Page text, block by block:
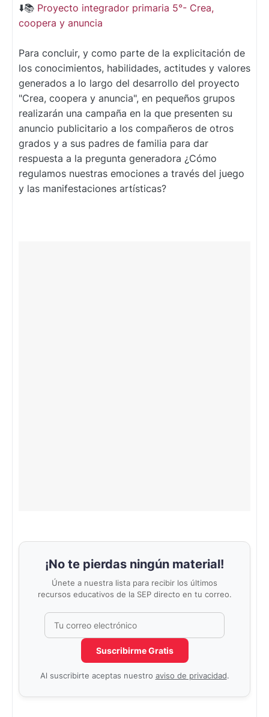
⬇️📚 Proyecto integrador primaria 5°- Crea,
coopera y anuncia
Para concluir, y como parte de la explicitación de
los conocimientos, habilidades, actitudes y valores
generados a lo largo del desarrollo del proyecto
"Crea, coopera y anuncia", en pequeños grupos
realizarán una campaña en la que presenten su
anuncio publicitario a los compañeros de otros
grados y a sus padres de familia para dar
respuesta a la pregunta generadora ¿Cómo
regulamos nuestras emociones a través del juego
y las manifestaciones artísticas?
¡No te pierdas ningún material!
Únete a nuestra lista para recibir los últimos
recursos educativos de la SEP directo en tu correo.
No completar este campo
Suscribirme Gratis
Al suscribirte aceptas nuestro aviso de privacidad.